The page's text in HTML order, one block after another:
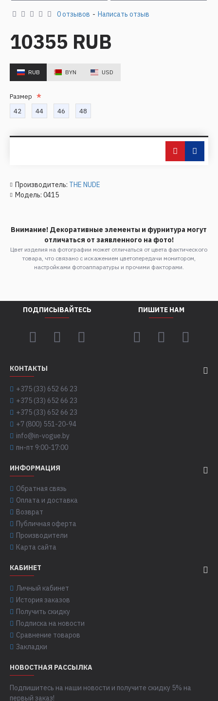
Производитель: THE NUDE
Модель: 0415
0 отзывов - Написать отзыв
10355 RUB
RUB BYN USD
Размер
42
44 46 48
Внимание! Декоративные элементы и фурнитура могут
отличаться от заявленного на фото!
Цвет изделия на фотографии может отличаться от цвета фактического
товара, что связано с искажением цветопередачи монитором,
настройками фотоаппаратуры и прочими факторами.
ПОДПИСЫВАЙТЕСЬ ПИШИТЕ НАМ
КОНТАКТЫ
+375 (33) 652 66 23
+375 (33) 652 66 23
+375 (33) 652 66 23
+7 (800) 551-20-94
info@in-vogue.by
пн-пт 9:00-17:00
ИНФОРМАЦИЯ
Обратная связь
Оплата и доставка
Возврат
Публичная оферта
Производители
Карта сайта
КАБИНЕТ
Личный кабинет
История заказов
Получить скидку
Подписка на новости
Сравнение товаров
Закладки
НОВОСТНАЯ РАССЫЛКА
Подпишитесь на наши новости и получите скидку 5% на
первый заказ!